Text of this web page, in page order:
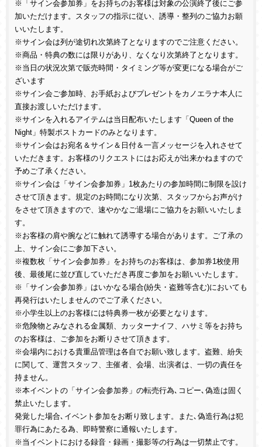
※「サイン会参加券」をお持ちのお客様は対象の公演終了後にご参
加いただけます。スタッフの指示に従い、誘導・整列のご協力お願
いいたします。
※サイン会は列が途切れ次第終了となりますのでご注意ください。
※商品・特典の数には限りがあり、なくなり次第終了となります。
※当日の状況次第で販売時間・タイミング等が変更になる場合がご
ざいます
※サイン会ご参加時、お手紙およびプレゼントをカノエラナ本人に
直接お渡しいただけます。
※サインを入れるアイテムは当日配布いたします「 Queen of the
Night 」特製ポストカードのみとなります。
※サイン会はお宛名＆サイン＆日付＆一言メッセージを入れさせて
いただきます。お客様のリクエストにはお応えが出来かねますので
予めご了承ください。
※サイン会は「サイン会参加券」 1枚あたりの参加時間に制限を設け
させて頂きます。規定のお時間になり次第、スタッフからお声がけ
をさせて頂きますので、速やかなご退場にご協力をお願いいたしま
す。
※お客様の肩や腕などに触れて誘導する場合があります。ご了承の
上、サイン会にご参加下さい。
※複数枚「サイン会参加券」をお持ちのお客様は、参加券1枚使用
後、最後尾に並び直していただき再度ご参加をお願いいたします。
※「サイン会参加券」はいかなる場合(紛失・盗難等含む)においても
再発行はいたしませんのでご了承ください。
※小学生以上のお客様には特典券一枚が必要となります。
※危険物とみなされる金属類、カッターナイフ、ハサミ等をお持ち
のお客様は、ご参加をお断りさせて頂きます。
※会場内における貴重品管理は各自でお願い致します。盗難、紛失
に関して、運営スタッフ、主催者、会場、出演者は、一切の責任を
持ません。
※本イベントの「サイン会参加券」の転売行為､コピー､偽造は固く
禁止いたします。
発覚した場合､イベント参加をお断り致します。また､偽造行為は犯
罪行為にあたる為、即時警察に通報いたします。
※当イベントにおける録音・録画・撮影等の行為は一切禁止です。